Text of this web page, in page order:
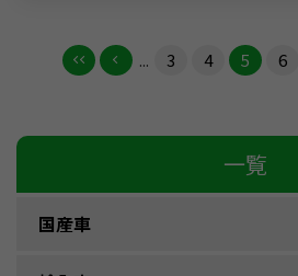
... 3 4 5 6
一覧
国産車